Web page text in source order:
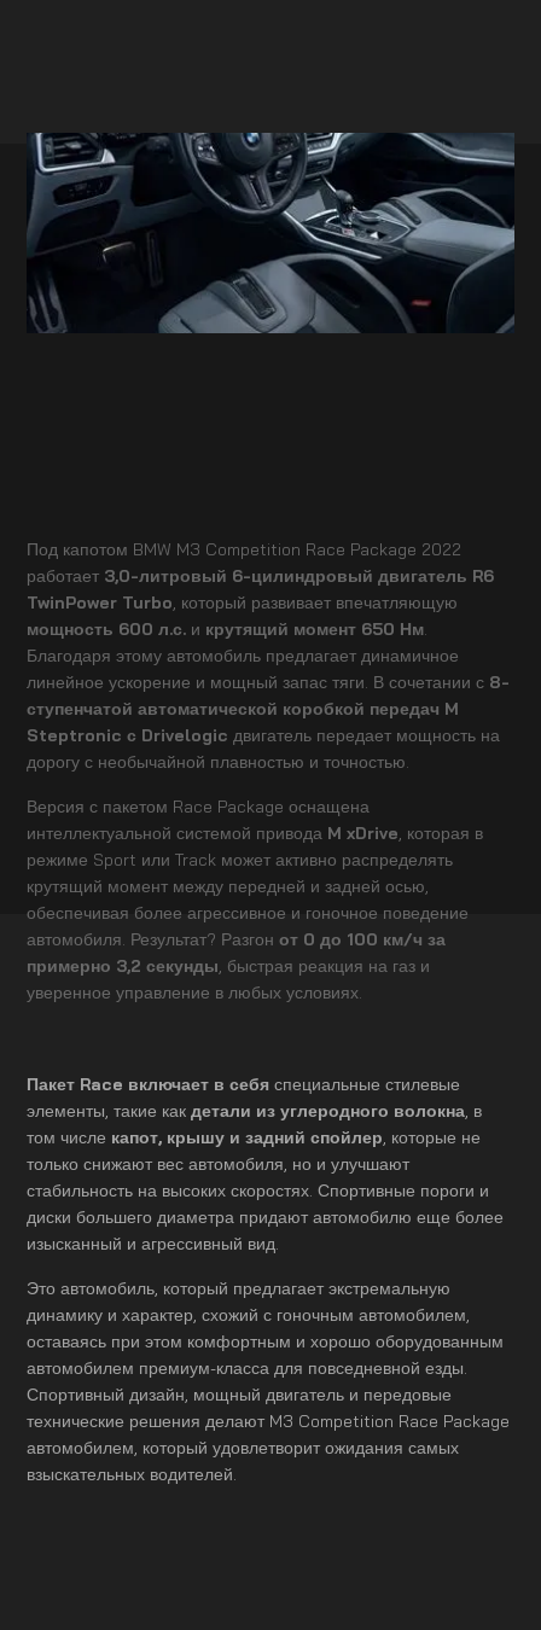
Под капотом BMW M3 Competition Race Package 2022
работает 3,0-литровый 6-цилиндровый двигатель R6
TwinPower Turbo , который развивает впечатляющую
мощность 600 л.с. и крутящий момент 650 Нм
Благодаря этому автомобиль предлагает динамичное
линейное ускорение и мощный запас тяги. В сочетании с 8-
ступенчатой автоматической коробкой передач M
Steptronic с Drivelogic двигатель передает мощность на
дорогу с необычайной плавностью и точностью.
Версия с пакетом Race Package оснащена
интеллектуальной системой привода M xDrive , которая в
режиме Sport или Track может активно распределять
крутящий момент между передней и задней осью,
обеспечивая более агрессивное и гоночное поведение
автомобиля. Результат? Разгонот 0 до 100 км/ч за
примерно 3,2 секунды , быстрая реакция на газ и
уверенное управление в любых условиях.
Пакет Race включает в себяспециальные стилевые
элементы, такие какдетали из углеродного волокна , в
том числе капот, крышу и задний спойлер , которые не
только снижают вес автомобиля, но и улучшают
стабильность на высоких скоростях. Спортивные пороги и
диски большего диаметра придают автомобилю еще более
изысканный и агрессивный вид.
Это автомобиль, который предлагает экстремальную
динамику и характер, схожий с гоночным автомобилем,
оставаясь при этом комфортным и хорошо оборудованным
автомобилем премиум-класса для повседневной езды.
Спортивный дизайн, мощный двигатель и передовые
технические решения делают M3 Competition Race Package
автомобилем, который удовлетворит ожидания самых
взыскательных водителей.